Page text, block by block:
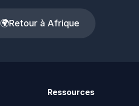
🌍Retour à Afrique
Ressources